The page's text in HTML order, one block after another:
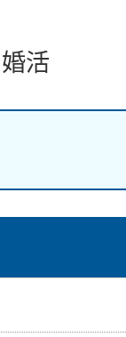
婚活